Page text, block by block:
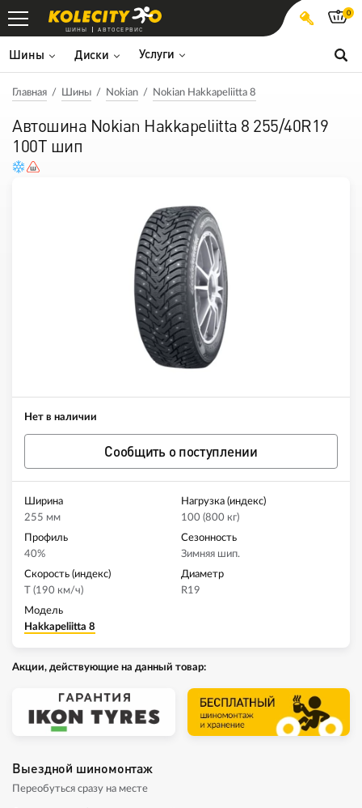
ШИНЫ АВТОСЕРВИС
Шины Диски Услуги
0
Главная Шины Nokian Nokian Hakkapeliitta 8
Автошина Nokian Hakkapeliitta 8 255/40R19
100T шип
Нет в наличии
Сообщить о поступлении
Ширина
255 мм
Нагрузка (индекс)
100 (800 кг)
Профиль
40%
Сезонность
Зимняя шип.
Скорость (индекс)
T (190 км/ч)
Диаметр
R19
Модель
Hakkapeliitta 8
Акции, действующие на данный товар:
Выездной шиномонтаж
Переобуться сразу на месте